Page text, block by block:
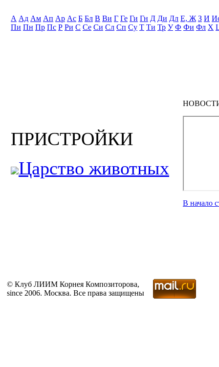
А Ад Ам Ап Ар Ас Б Бл В Ви Г Ге Ги Гн Д Ди Дл Е, Ж З И
Пи Пн Пр Пс Р Ри С Се Си Сл Сп Су Т Ти Тр У Ф Фи Фл Х
ПРИСТРОЙКИ
Царство животных
В начало
© Клуб ЛИИМ Корнея Композиторова,
since 2006. Москва. Все права защищены